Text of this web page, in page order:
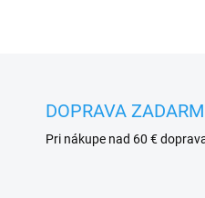
DOPRAVA
Pri nákupe nad 60 €